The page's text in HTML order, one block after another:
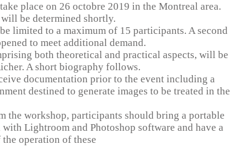
place on 26 octobre 2019 in the Montreal area.
be determined shortly.
limited to a maximum of 15 participants. A second
to meet additional demand.
both theoretical and practical aspects, will be
A short biography follows.
documentation prior to the event including a
destined to generate images to be treated in the
the workshop, participants should bring a portable
Lightroom and Photoshop software and have a
operation of these